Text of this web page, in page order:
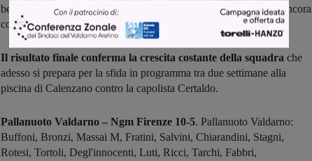
ben quattro reti nell'ultimo quarto, anche se nel frattempo segna ancora
con Ricci e Reshetnikov e sbaglia un rigore con Fratini.
Il risultato finale conferma la crescita costante della squadra che
adesso si prepara per la sfida in programma tra due settimane alla
piscina di Calenzano contro la capolista Certaldo.
Pallanuoto Valdarno – Ngm Firenze 10-5. Pallanuoto Valdarno:
Buffoni, Bronzi, Massai M, Fratini, Salvini, Chiarandini, Stagni,
Rotesi, Tortoli, Degl'innocenti, Luti, Ricci, Tarchi, Fabbri,